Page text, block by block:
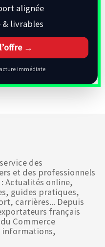
alignée
& livrables
→
immédiate
des
et des professionnels
Actualités online,
guides pratiques,
carrières... Depuis
français
Commerce
informations,